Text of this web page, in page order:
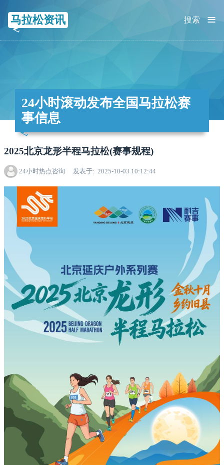
马拉松资讯 ≡
搜索
24小时滚动发布全国马拉松赛
事信息
2025北京龙形半程马拉松(赛事规程)
24小时热点咨询 发表于 2025-10-03 10:12:44